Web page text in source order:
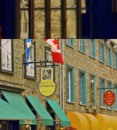
EXPRESO